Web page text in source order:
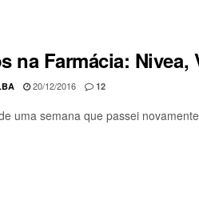
na Farmácia: Nivea,
20/12/2016 12
uma semana que passei